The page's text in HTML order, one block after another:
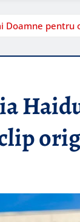
Doamne pentru